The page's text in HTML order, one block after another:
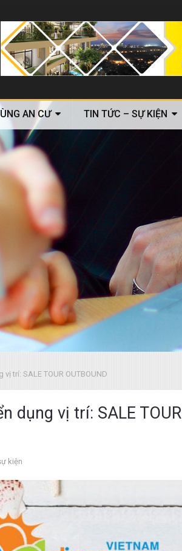
AN CƯ TIN TỨC – SỰ KIỆN
vị trí: SALE TOUR OUTBOUND
dụng vị trí: SALE TOUR
kiện